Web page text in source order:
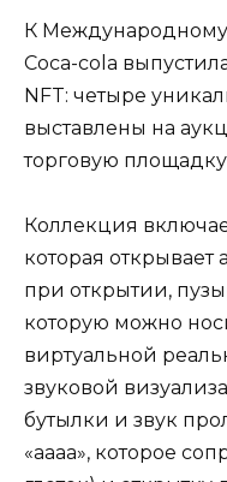
К
Coca-cola
NFT: четыре
выставлены на
торговую
Коллекция
которая открывает
при открытии,
которую можно
виртуальной
звуковой
бутылки и звук
«аааа», которое